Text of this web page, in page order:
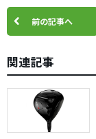
前の記事へ
関連記事